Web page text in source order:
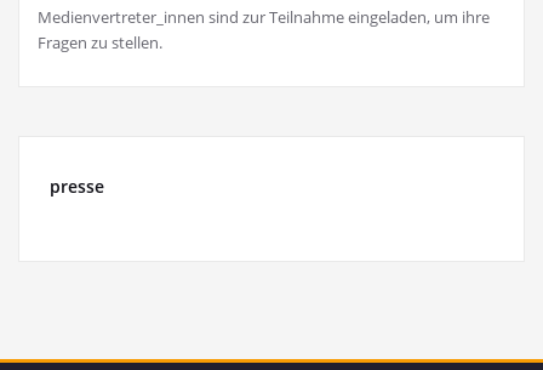
Medienvertreter_innen sind zur Teil­nah­me ein­ge­la­den, um ihre
Fra­gen zu stellen.
presse